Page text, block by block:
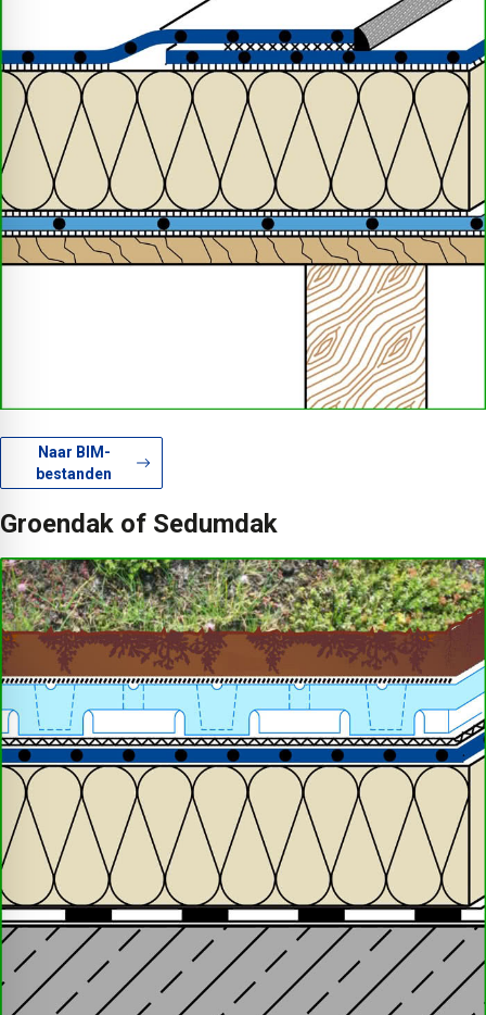
Naar BIM-
bestanden
Groendak of Sedumdak